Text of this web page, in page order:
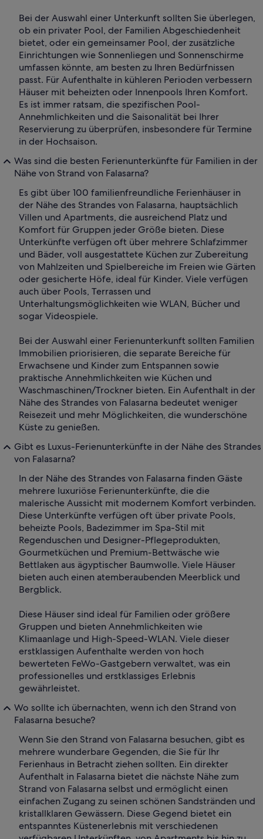
Bei der Auswahl einer Unterkunft sollten Sie überlegen,
ob ein privater Pool, der Familien Abgeschiedenheit
bietet, oder ein gemeinsamer Pool, der zusätzliche
Einrichtungen wie Sonnenliegen und Sonnenschirme
umfassen könnte, am besten zu Ihren Bedürfnissen
passt. Für Aufenthalte in kühleren Perioden verbessern
Häuser mit beheizten oder Innenpools Ihren Komfort.
Es ist immer ratsam, die spezifischen Pool-
Annehmlichkeiten und die Saisonalität bei Ihrer
Reservierung zu überprüfen, insbesondere für Termine
in der Hochsaison.
Was sind die besten Ferienunterkünfte für Familien in der
Nähe von Strand von Falasarna?
Es gibt über 100 familienfreundliche Ferienhäuser in
der Nähe des Strandes von Falasarna, hauptsächlich
Villen und Apartments, die ausreichend Platz und
Komfort für Gruppen jeder Größe bieten. Diese
Unterkünfte verfügen oft über mehrere Schlafzimmer
und Bäder, voll ausgestattete Küchen zur Zubereitung
von Mahlzeiten und Spielbereiche im Freien wie Gärten
oder gesicherte Höfe, ideal für Kinder. Viele verfügen
auch über Pools, Terrassen und
Unterhaltungsmöglichkeiten wie WLAN, Bücher und
sogar Videospiele.
Bei der Auswahl einer Ferienunterkunft sollten Familien
Immobilien priorisieren, die separate Bereiche für
Erwachsene und Kinder zum Entspannen sowie
praktische Annehmlichkeiten wie Küchen und
Waschmaschinen/Trockner bieten. Ein Aufenthalt in der
Nähe des Strandes von Falasarna bedeutet weniger
Reisezeit und mehr Möglichkeiten, die wunderschöne
Küste zu genießen.
Gibt es Luxus-Ferienunterkünfte in der Nähe des Strandes
von Falasarna?
In der Nähe des Strandes von Falasarna finden Gäste
mehrere luxuriöse Ferienunterkünfte, die die
malerische Aussicht mit modernem Komfort verbinden.
Diese Unterkünfte verfügen oft über private Pools,
beheizte Pools, Badezimmer im Spa-Stil mit
Regenduschen und Designer-Pflegeprodukten,
Gourmetküchen und Premium-Bettwäsche wie
Bettlaken aus ägyptischer Baumwolle. Viele Häuser
bieten auch einen atemberaubenden Meerblick und
Bergblick.
Diese Häuser sind ideal für Familien oder größere
Gruppen und bieten Annehmlichkeiten wie
Klimaanlage und High-Speed-WLAN. Viele dieser
erstklassigen Aufenthalte werden von hoch
bewerteten FeWo-Gastgebern verwaltet, was ein
professionelles und erstklassiges Erlebnis
gewährleistet.
Wo sollte ich übernachten, wenn ich den Strand von
Falasarna besuche?
Wenn Sie den Strand von Falasarna besuchen, gibt es
mehrere wunderbare Gegenden, die Sie für Ihr
Ferienhaus in Betracht ziehen sollten. Ein direkter
Aufenthalt in Falasarna bietet die nächste Nähe zum
Strand von Falasarna selbst und ermöglicht einen
einfachen Zugang zu seinen schönen Sandstränden und
kristallklaren Gewässern. Diese Gegend bietet ein
entspanntes Küstenerlebnis mit verschiedenen